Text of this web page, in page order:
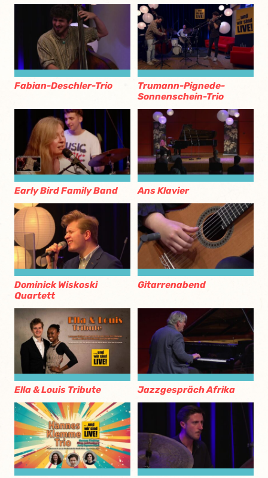
Fabian-Deschler-Trio
Trumann-Pignede-
Sonnenschein-Trio
Early Bird Family Band Ans Klavier
Dominick Wiskoski
Quartett
Gitarrenabend
Ella & Louis Tribute Jazzgespräch Afrika